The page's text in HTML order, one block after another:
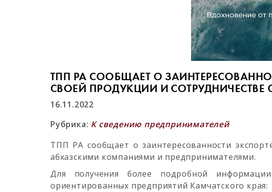
ТПП РА СООБЩАЕТ О
СВОЕЙ ПРОДУКЦИИ И
16.11.2022
Рубрика: К сведению предпринимателей
ТПП РА сообщает о заинтересованности
абхазскими компаниями и предпринимателями.
Для получения более подробной
ориентированных предприятий Камчатского края: